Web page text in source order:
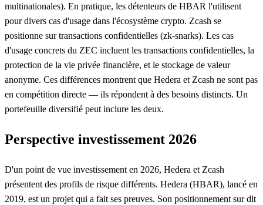
multinationales). En pratique, les détenteurs de HBAR l'utilisent
pour divers cas d'usage dans l'écosystème crypto. Zcash se
positionne sur transactions confidentielles (zk-snarks). Les cas
d'usage concrets du ZEC incluent les transactions confidentielles, la
protection de la vie privée financière, et le stockage de valeur
anonyme. Ces différences montrent que Hedera et Zcash ne sont pas
en compétition directe — ils répondent à des besoins distincts. Un
portefeuille diversifié peut inclure les deux.
Perspective investissement 2026
D'un point de vue investissement en 2026, Hedera et Zcash
présentent des profils de risque différents. Hedera (HBAR), lancé en
2019, est un projet qui a fait ses preuves. Son positionnement sur dlt